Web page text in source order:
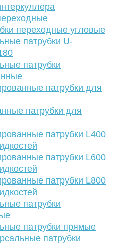
переходные угловые
патрубки U-
патрубки
патрубки для
патрубки для
патрубки L400
патрубки L600
патрубки L800
патрубки
патрубки прямые
патрубки